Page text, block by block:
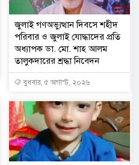
জুলাই গণঅভ্যুত্থান দিবসে শহীদ
পরিবার ও জুলাই যোদ্ধাদের প্রতি
অধ্যাপক ডা. মো. শাহ আলম
তালুকদারের শ্রদ্ধা নিবেদন
বুধবার, ৫ অগাস্ট, ২০২৬